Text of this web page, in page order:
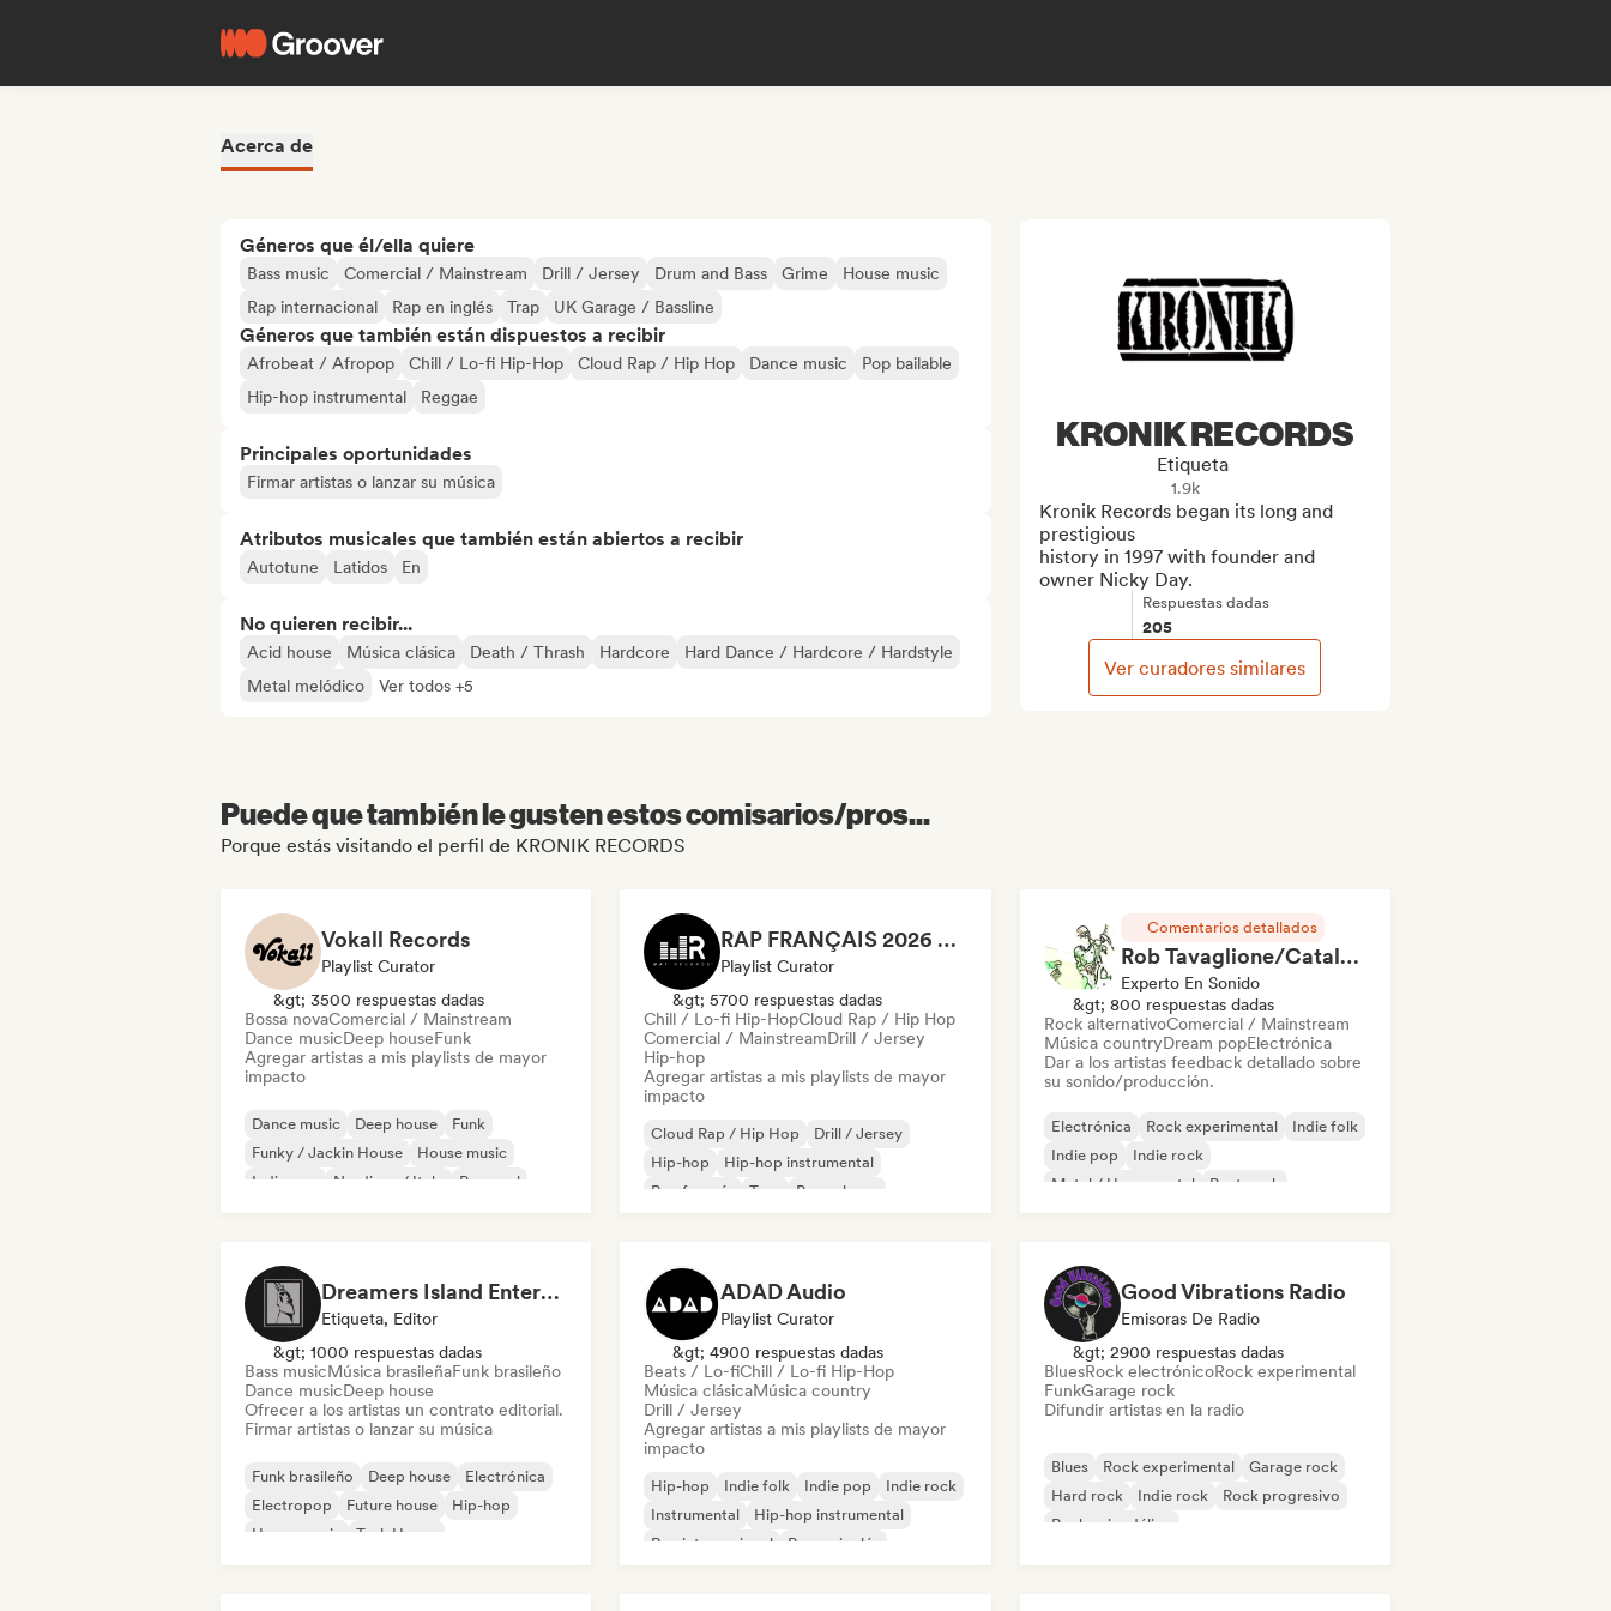
Acerca de
Géneros que él/ella quiere
Bass music Comercial / Mainstream Drill / Jersey Drum and Bass Grime
House music
Rap internacional
Rap en inglés Trap UK Garage / Bassline
Géneros que también están dispuestos a recibir
Afrobeat / Afropop Chill / Lo-fi Hip-Hop Cloud Rap / Hip Hop Dance music
Pop bailable
Hip-hop instrumental
Reggae
Principales oportunidades
Firmar artistas o lanzar su música
Atributos musicales que también están abiertos a recibir
Autotune Latidos En
No quieren recibir...
Acid house Música clásica Death / Thrash Hardcore
Hard Dance / Hardcore / Hardstyle
Metal melódico
Ver todos +5
KRONIK RECORDS
Etiqueta
1.9k
Kronik Records began its long and
prestigious
history in 1997 with founder and
owner Nicky Day.
Respuestas dadas
205
Ver curadores similares
Puede que también le gusten estos comisarios/pros...
Porque estás visitando el perfil de KRONIK RECORDS
Vokall Records
Playlist Curator
&gt; 3500 respuestas dadas
Bossa novaComercial / Mainstream
Dance musicDeep houseFunk
Agregar artistas a mis playlists de mayor
impacto
Dance music Deep house
Funk
Funky / Jackin House
House music
Indie pop
Nu-disco / Italo Pop soul
RAP FRANÇAIS 2026 🔥🇫🇷 (Way Records)
Playlist Curator
&gt; 5700 respuestas dadas
Chill / Lo-fi Hip-HopCloud Rap / Hip Hop
Comercial / MainstreamDrill / Jersey
Hip-hop
Agregar artistas a mis playlists de mayor
impacto
Cloud Rap / Hip Hop
Drill / Jersey
Hip-hop
Hip-hop instrumental
Rap francés
Trap
Pop urbano
Comentarios detallados
Rob Tavaglione/Catalyst Recording
Experto En Sonido
&gt; 800 respuestas dadas
Rock alternativoComercial / Mainstream
Música countryDream popElectrónica
Dar a los artistas feedback detallado sobre
su sonido/producción.
Electrónica Rock experimental
Indie folk
Indie pop
Indie rock
Metal / Heavy metal
Post punk
Dreamers Island Entertainment
Etiqueta, Editor
&gt; 1000 respuestas dadas
Bass musicMúsica brasileñaFunk brasileño
Dance musicDeep house
Ofrecer a los artistas un contrato editorial.
Firmar artistas o lanzar su música
Funk brasileño Deep house
Electrónica
Electropop
Future house
Hip-hop
House music
Tech House
ADAD Audio
Playlist Curator
&gt; 4900 respuestas dadas
Beats / Lo-fiChill / Lo-fi Hip-Hop
Música clásicaMúsica country
Drill / Jersey
Agregar artistas a mis playlists de mayor
impacto
Hip-hop Indie folk Indie pop
Indie rock
Instrumental
Hip-hop instrumental
Rap internacional
Rap en inglés
Good Vibrations Radio
Emisoras De Radio
&gt; 2900 respuestas dadas
BluesRock electrónicoRock experimental
FunkGarage rock
Difundir artistas en la radio
Blues Rock experimental
Garage rock
Hard rock
Indie rock
Rock progresivo
Rock psicodélico